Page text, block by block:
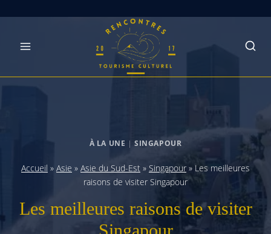
À LA UNE |SINGAPOUR
Accueil » Asie » Asie du Sud-Est » Singapour » Les meilleures
raisons de visiter Singapour
Les meilleures raisons de visiter
Singapour